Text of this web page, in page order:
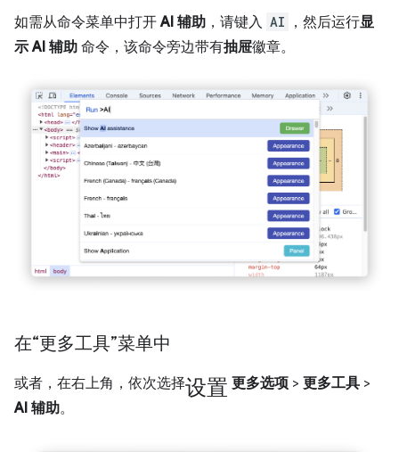
如需从命令菜单中打开AI 辅助 ，请键入 AI ，然后运行显
示 AI 辅助 命令，该命令旁边带有抽屉徽章。
在“更多工具”菜单中
或者，在右上角，依次选择设置 更多选项 > 更多工具 >
AI 辅助。